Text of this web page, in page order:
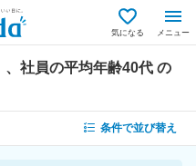
気になる メニュー
、社員の平均年齢40代 の
条件で並び替え